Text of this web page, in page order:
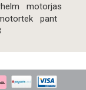
motorjas
pant